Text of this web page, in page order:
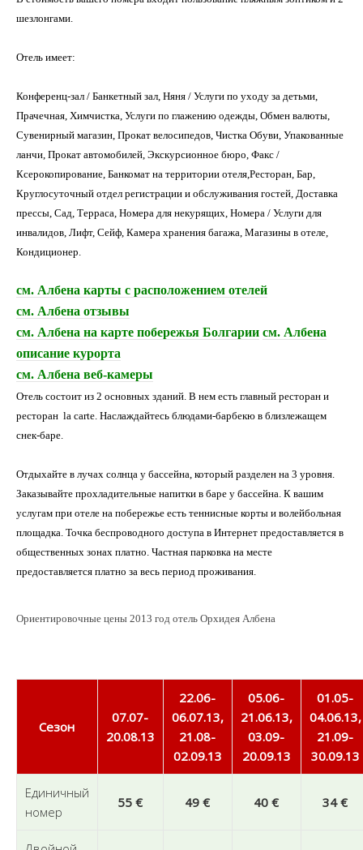
шезлонгами.
Отель имеет:
Конференц-зал / Банкетный зал, Няня / Услуги по уходу за детьми,
Прачечная, Химчистка, Услуги по глажению одежды, Обмен валюты,
Сувенирный магазин, Прокат велосипедов, Чистка Обуви, Упакованные
ланчи, Прокат автомобилей, Экскурсионное бюро, Факс /
Ксерокопирование, Банкомат на территории отеля,Ресторан, Бар,
Круглосуточный отдел регистрации и обслуживания гостей, Доставка
прессы, Сад, Терраса, Номера для некурящих, Номера / Услуги для
инвалидов, Лифт, Сейф, Камера хранения багажа, Магазины в отеле,
Кондиционер.
см. Албена карты с расположением отелей
см. Албена отзывы
см. Албена на карте побережья Болгарии см. Албена
описание курорта
см. Албена веб-камеры
Отель состоит из 2 основных зданий. В нем есть главный ресторан и
ресторан la carte. Наслаждайтесь блюдами-барбекю в близлежащем
снек-баре.
Отдыхайте в лучах солнца у бассейна, который разделен на 3 уровня.
Заказывайте прохладительные напитки в баре у бассейна. К вашим
услугам при отеле на побережье есть теннисные корты и волейбольная
площадка. Точка беспроводного доступа в Интернет предоставляется в
общественных зонах платно. Частная парковка на месте
предоставляется платно за весь период проживания.
Ориентировочные цены 2013 год отель Орхидея Албена
Сезон
07.07-
20.08.13
22.06-
06.07.13,
21.08-
02.09.13
05.06-
21.06.13,
03.09-
20.09.13
01.05-
04.06.13,
21.09-
30.09.13
Единичный
номер
55 € 49 € 40 € 34 €